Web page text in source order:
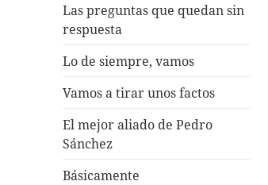
Las preguntas que quedan sin
respuesta
Lo de siempre, vamos
Vamos a tirar unos factos
El mejor aliado de Pedro
Sánchez
Básicamente